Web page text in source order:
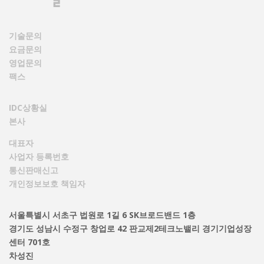
기술문의
요금문의
영업문의
팩스
IDC상황실
본사
대표자
사업자 등록번호
통신판매신고
개인정보보호 책임자
서울특별시 서초구 법원로 1길 6 SK브로드밴드 1층
경기도 성남시 수정구 창업로 42 판교제2테크노밸리 경기기업성장
센터 701호
차성진